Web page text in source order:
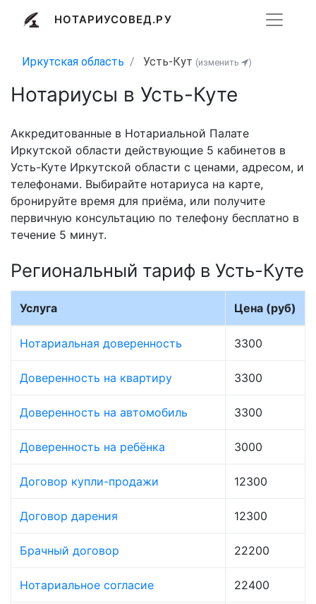
НОТАРИУСОВЕД.РУ
Иркутская область Усть-Кут (изменить )
Нотариусы в Усть-Куте
Аккредитованные в Нотариальной Палате
Иркутской области действующие 5 кабинетов в
Усть-Куте Иркутской области с ценами, адресом, и
телефонами. Выбирайте нотариуса на карте,
бронируйте время для приёма, или получите
первичную консультацию по телефону бесплатно в
течение 5 минут.
Региональный тариф в Усть-Куте
Услуга Цена (руб)
Нотариальная доверенность 3300
Доверенность на квартиру 3300
Доверенность на автомобиль 3300
Доверенность на ребёнка 3000
Договор купли-продажи 12300
Договор дарения 12300
Брачный договор 22200
Нотариальное согласие 22400